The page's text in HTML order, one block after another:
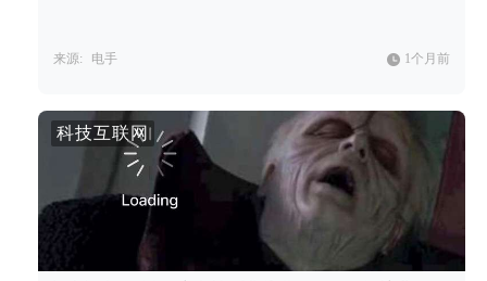
来源: 电手 1个月前
科技互联网